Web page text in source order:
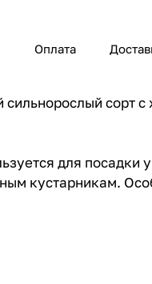
Оплата
для
кустарникам.